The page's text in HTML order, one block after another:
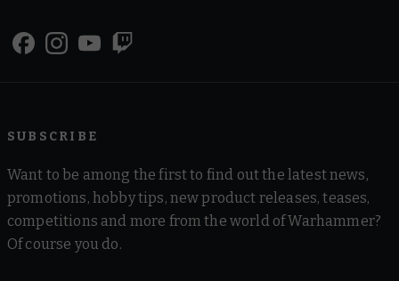
SUBSCRIBE
Want to be among the first to find out the latest news,
promotions, hobby tips, new product releases, teases,
competitions and more from the world of Warhammer?
Of course you do.